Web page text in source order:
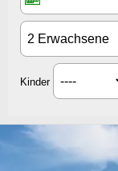
Kinder